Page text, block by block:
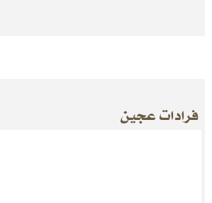
فرادات عجين